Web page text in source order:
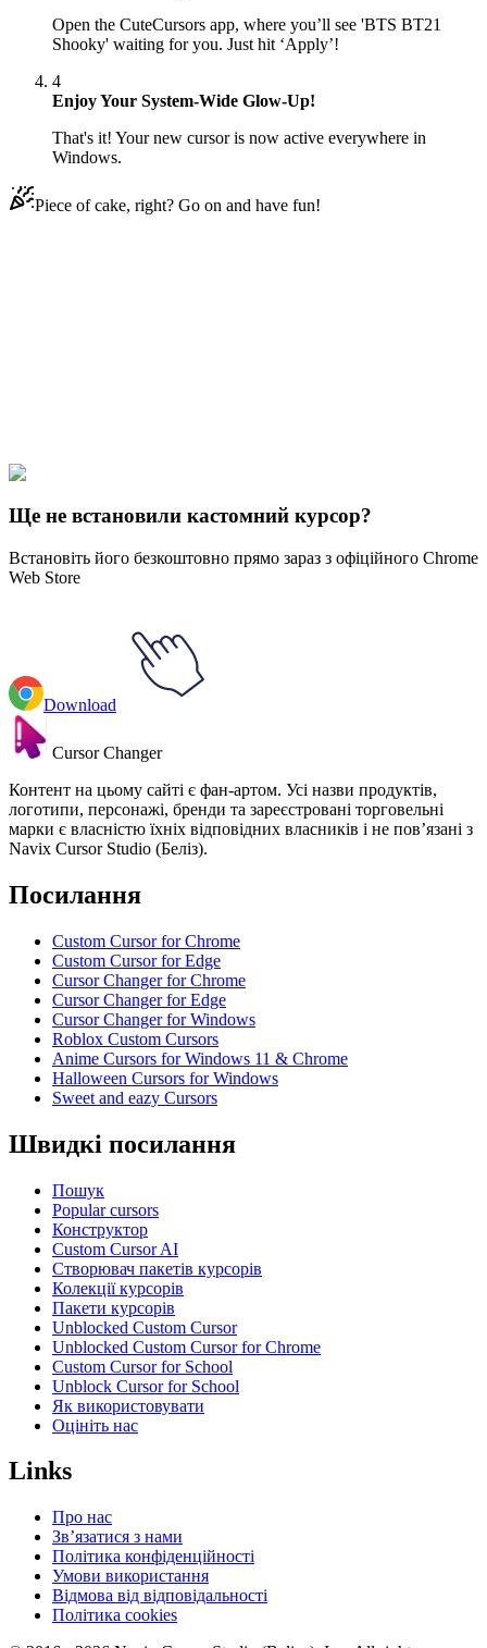
Open the CuteCursors app, where you’ll see 'BTS BT21
Shooky' waiting for you. Just hit ‘Apply’!
4
Enjoy Your System-Wide Glow-Up!
That's it! Your new cursor is now active everywhere in
Windows.
Piece of cake, right? Go on and have fun!
BTS
Ще не встановили кастомний курсор?
Встановіть його безкоштовно прямо зараз з офіційного Chrome
Web Store
Download
Cursor Changer
Контент на цьому сайті є фан-артом. Усі назви продуктів,
логотипи, персонажі, бренди та зареєстровані торговельні
марки є власністю їхніх відповідних власників і не пов’язані з
Navix Cursor Studio (Беліз).
Посилання
Custom Cursor for Chrome
Custom Cursor for Edge
Cursor Changer for Chrome
Cursor Changer for Edge
Cursor Changer for Windows
Roblox Custom Cursors
Anime Cursors for Windows 11 & Chrome
Halloween Cursors for Windows
Sweet and eazy Cursors
Швидкі посилання
Пошук
Popular cursors
Конструктор
Custom Cursor AI
Створювач пакетів курсорів
Колекції курсорів
Пакети курсорів
Unblocked Custom Cursor
Unblocked Custom Cursor for Chrome
Custom Cursor for School
Unblock Cursor for School
Як використовувати
Оцініть нас
Links
Про нас
Зв’язатися з нами
Політика конфіденційності
Умови використання
Відмова від відповідальності
Політика cookies